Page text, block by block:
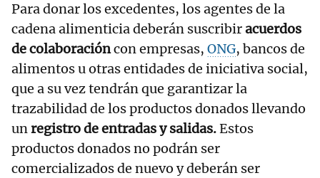
Para donar los excedentes, los agentes de la
cadena alimenticia deberán suscribiracuerdos
de colaboracióncon empresas, ONG, bancos de
alimentos u otras entidades de iniciativa social,
que a su vez tendrán que garantizar la
trazabilidad de los productos donados llevando
unregistro de entradas y salidas.Estos
productos donados no podrán ser
comercializados de nuevo y deberán ser